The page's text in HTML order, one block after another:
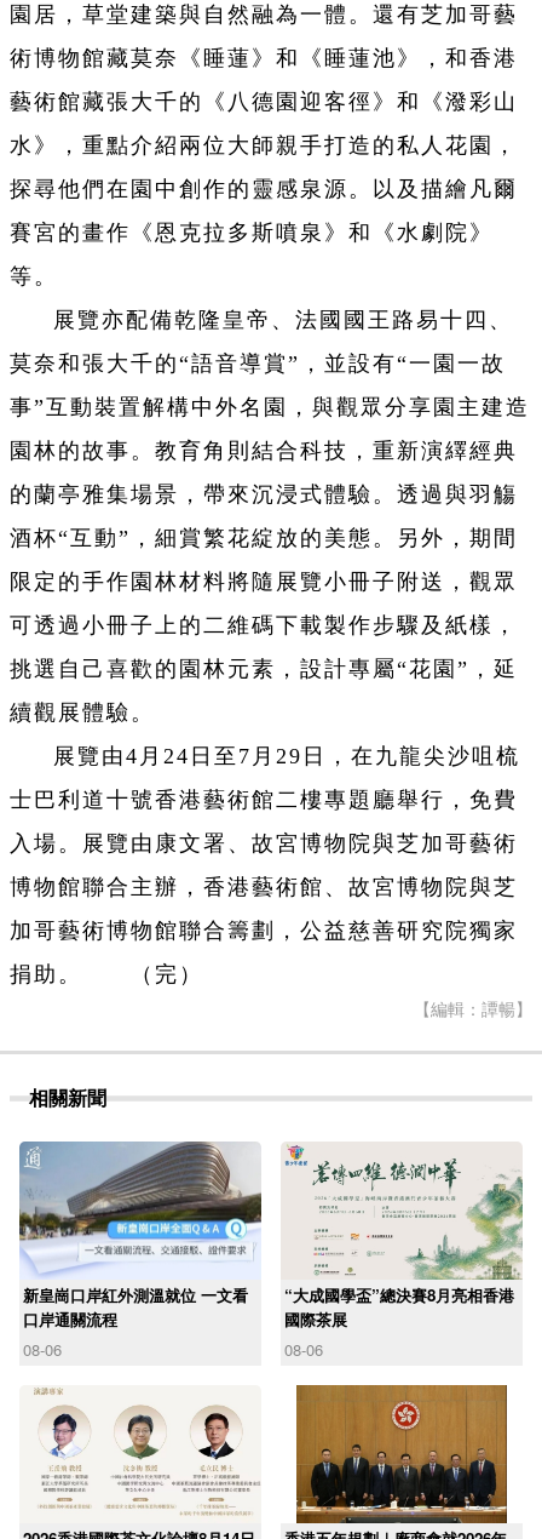
園居，草堂建築與自然融為一體。還有芝加哥藝
術博物館藏莫奈《睡蓮》和《睡蓮池》，和香港
藝術館藏張大千的《八德園迎客徑》和《潑彩山
水》，重點介紹兩位大師親手打造的私人花園，
探尋他們在園中創作的靈感泉源。以及描繪凡爾
賽宮的畫作《恩克拉多斯噴泉》和《水劇院》
等。
展覽亦配備乾隆皇帝、法國國王路易十四、
莫奈和張大千的“語音導賞”，並設有“一園一故
事”互動裝置解構中外名園，與觀眾分享園主建造
園林的故事。教育角則結合科技，重新演繹經典
的蘭亭雅集場景，帶來沉浸式體驗。透過與羽觴
酒杯“互動”，細賞繁花綻放的美態。另外，期間
限定的手作園林材料將隨展覽小冊子附送，觀眾
可透過小冊子上的二維碼下載製作步驟及紙樣，
挑選自己喜歡的園林元素，設計專屬“花園”，延
續觀展體驗。
展覽由4月24日至7月29日，在九龍尖沙咀梳
士巴利道十號香港藝術館二樓專題廳舉行，免費
入場。展覽由康文署、故宮博物院與芝加哥藝術
博物館聯合主辦，香港藝術館、故宮博物院與芝
加哥藝術博物館聯合籌劃，公益慈善研究院獨家
捐助。 （完）
【編輯：譚暢】
相關新聞
新皇崗口岸紅外測溫就位 一文看
口岸通關流程
08-06
“大成國學盃”總決賽8月亮相香港
國際茶展
08-06